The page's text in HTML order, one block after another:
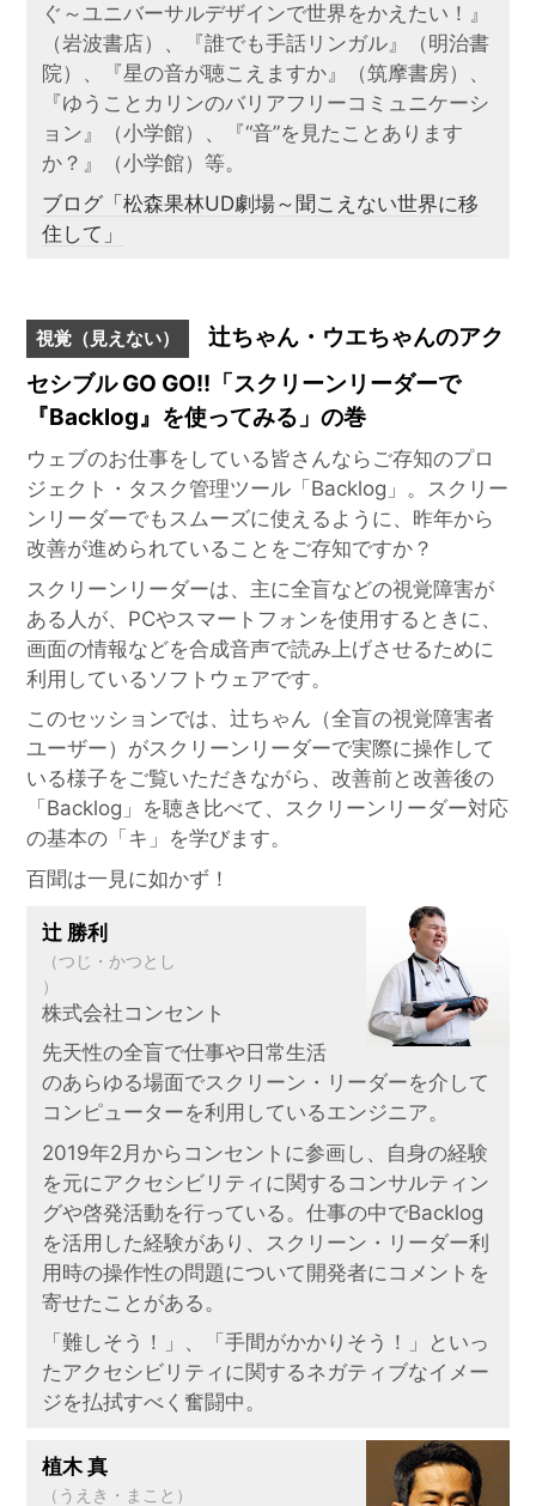
ぐ～ユニバーサルデザインで世界をかえたい！』
（岩波書店）、『誰でも手話リンガル』（明治書
院）、『星の音が聴こえますか』（筑摩書房）、
『ゆうことカリンのバリアフリーコミュニケーシ
ョン』（小学館）、『“音”を見たことあります
か？』（小学館）等。
ブログ「松森果林UD劇場～聞こえない世界に移
住して」
視覚（見えない）
辻ちゃん・ウエちゃんのアク
セシブル GO GO!!「スクリーンリーダーで
『Backlog』を使ってみる」の巻
ウェブのお仕事をしている皆さんならご存知のプロ
ジェクト・タスク管理ツール「Backlog」。スクリー
ンリーダーでもスムーズに使えるように、昨年から
改善が進められていることをご存知ですか？
スクリーンリーダーは、主に全盲などの視覚障害が
ある人が、PCやスマートフォンを使用するときに、
画面の情報などを合成音声で読み上げさせるために
利用しているソフトウェアです。
このセッションでは、辻ちゃん（全盲の視覚障害者
ユーザー）がスクリーンリーダーで実際に操作して
いる様子をご覧いただきながら、改善前と改善後の
「Backlog」を聴き比べて、スクリーンリーダー対応
の基本の「キ」を学びます。
百聞は一見に如かず！
辻 勝利
（つじ・かつとし
）
株式会社コンセント
先天性の全盲で仕事や日常生活
のあらゆる場面でスクリーン・リーダーを介して
コンピューターを利用しているエンジニア。
2019年2月からコンセントに参画し、自身の経験
を元にアクセシビリティに関するコンサルティン
グや啓発活動を行っている。仕事の中でBacklog
を活用した経験があり、スクリーン・リーダー利
用時の操作性の問題について開発者にコメントを
寄せたことがある。
「難しそう！」、「手間がかかりそう！」といっ
たアクセシビリティに関するネガティブなイメー
ジを払拭すべく奮闘中。
植木 真
（うえき・まこと）